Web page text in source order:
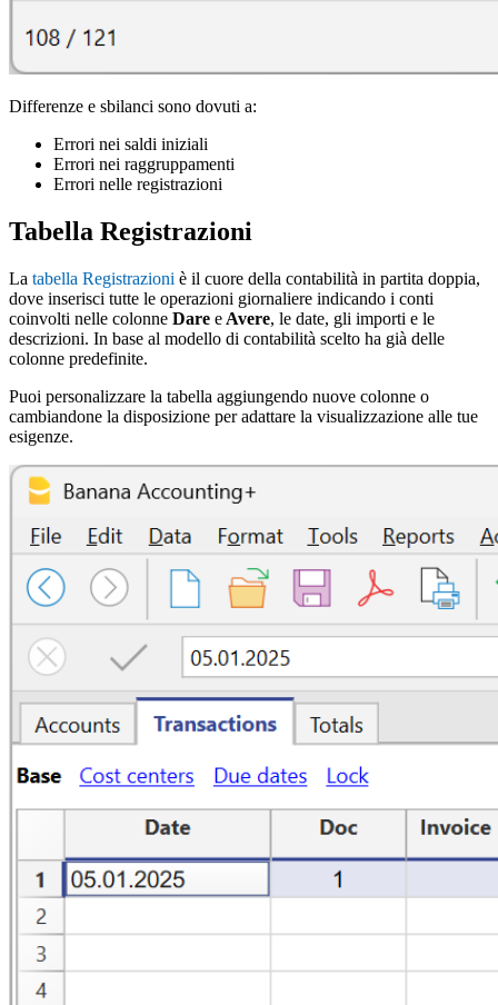
Differenze e sbilanci sono dovuti a:
Errori nei saldi iniziali
Errori nei raggruppamenti
Errori nelle registrazioni
Tabella Registrazioni
La tabella Registrazioni è il cuore della contabilità in partita doppia,
dove inserisci tutte le operazioni giornaliere indicando i conti
coinvolti nelle colonne Dare e Avere, le date, gli importi e le
descrizioni. In base al modello di contabilità scelto ha già delle
colonne predefinite.
Puoi personalizzare la tabella aggiungendo nuove colonne o
cambiandone la disposizione per adattare la visualizzazione alle tue
esigenze.